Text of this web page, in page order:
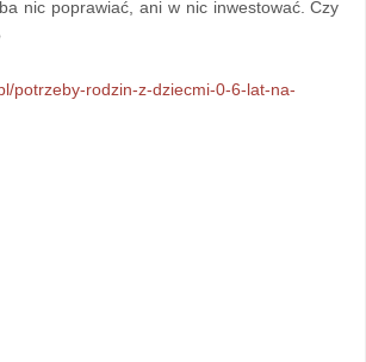
nic poprawiać, ani w nic inwestować. Czy
potrzeby-rodzin-z-dziecmi-0-6-lat-na-